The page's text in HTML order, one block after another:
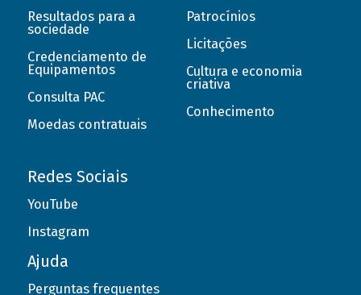
Resultados para a
sociedade
Credenciamento de
Equipamentos
Consulta PAC
Moedas contratuais
Patrocínios
Licitações
Cultura e economia
criativa
Conhecimento
Redes Sociais
YouTube
Instagram
Ajuda
Perguntas frequentes